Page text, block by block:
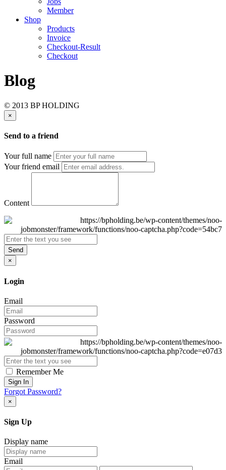
Member
Shop
Products
Invoice
Checkout-Result
Checkout
Blog
© 2013 BP HOLDING
×
Send to a friend
Your full name
Your friend email
Content
Send
×
Login
Email
Password
Remember Me
Sign In
Forgot Password?
×
Sign Up
Display name
Email